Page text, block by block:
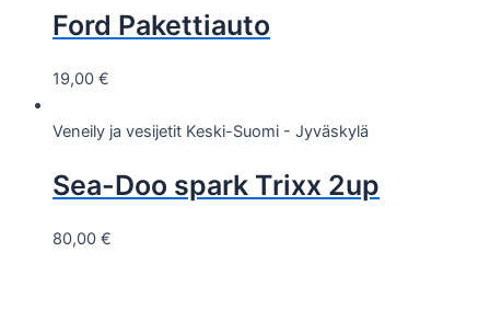
Ford Pakettiauto
19,00 €
Veneily ja vesijetit Keski-Suomi - Jyväskylä
Sea-Doo spark Trixx 2up
80,00 €